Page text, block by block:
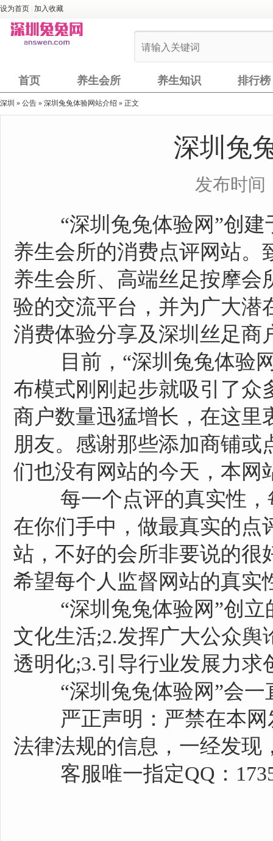
设为首页 加入收藏
首页 养生会所 养生知识 排行榜
深圳 » 公告 » 深圳兔兔体验网站介绍 » 正文
深圳兔
发布时间
“深圳兔兔体验网”创建
养生会所的消费点评网站。
养生会所、高端丝足按摩会
验的交流平台，并为广大潜
消费体验分享及深圳丝足商
目前，“深圳兔兔体验网
布模式刚刚起步就吸引了众
商户数量迅猛增长，在这里
朋友。感谢那些添加商铺
们也没有网站的今天，本网
每一个点评的真实性，
在你们手中，做最真实的点
站，不好的会所非要说的很
希望每个人监督网站的真实
“深圳兔兔体验网”创立
文化生活;2.发挥广大公众
透明化;3.引导行业发展力
“深圳兔兔体验网”会一
严正声明：严禁在本网
法律法规的信息，一经发现
客服唯一指定QQ：